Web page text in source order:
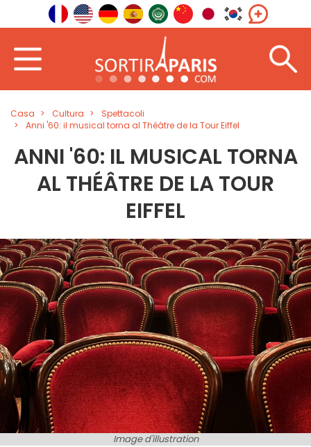
Casa Cultura
Spettacoli
Anni '60: il musical torna al Théâtre de la Tour Eiffel
ANNI '60: IL MUSICAL TORNA
AL THÉÂTRE DE LA TOUR
EIFFEL
Image d'illustration